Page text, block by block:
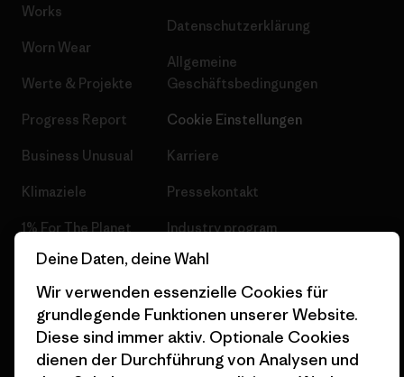
Works
Worn Wear
Werte & Projekte
Progress Report
Business Unusual
Klimaziele
1% For The Planet
Wie wir finanzieren
Geschenkgutscheine
Stores in deiner Nähe
Datenschutzerklärung
Allgemeine
Geschäftsbedingungen
Cookie Einstellungen
Karriere
Pressekontakt
Industry program
Affiliate-Programm
Patagonia Schweiz
Seitenverzeichnis
Deine Daten, deine Wahl
Wir verwenden essenzielle Cookies für
grundlegende Funktionen unserer Website.
Diese sind immer aktiv. Optionale Cookies
dienen der Durchführung von Analysen und